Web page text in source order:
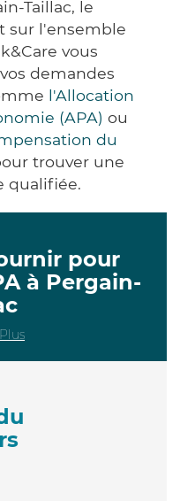
Taillac, le
sur l'ensemble
vous
demandes
l'Allocation
(APA) ou
du
trouver une
qualifiée.
pour
à Pergain-